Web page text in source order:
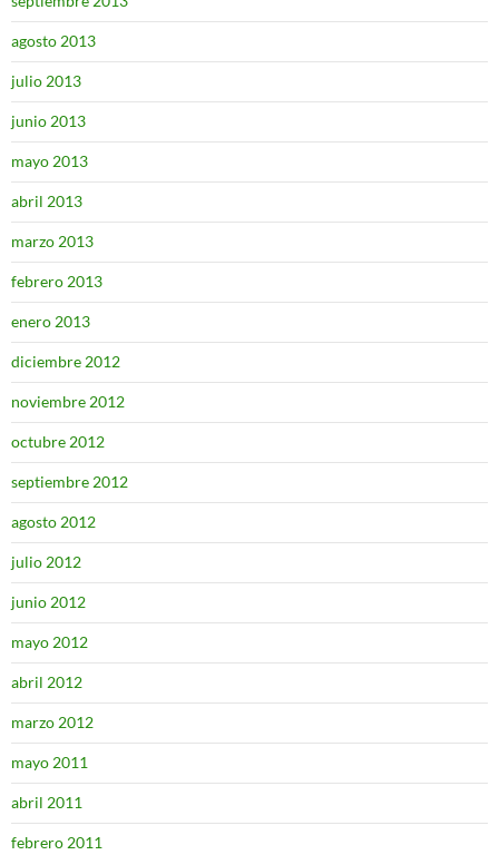
agosto 2013
julio 2013
junio 2013
mayo 2013
abril 2013
marzo 2013
febrero 2013
enero 2013
diciembre 2012
noviembre 2012
octubre 2012
septiembre 2012
agosto 2012
julio 2012
junio 2012
mayo 2012
abril 2012
marzo 2012
mayo 2011
abril 2011
febrero 2011